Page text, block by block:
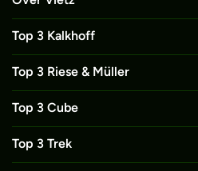
Top 3 Kalkhoff
Top 3 Riese & Müller
Top 3 Cube
Top 3 Trek